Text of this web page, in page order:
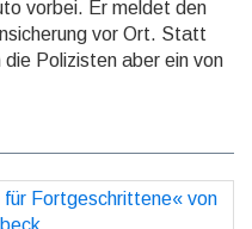
vorbei. Er meldet den
vor Ort. Statt
Polizisten aber ein von